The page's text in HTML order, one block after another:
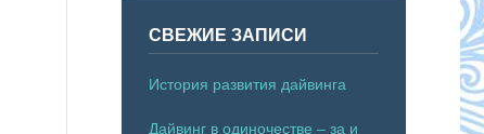
СВЕЖИЕ ЗАПИСИ
История развития дайвинга
Дайвинг в одиночестве – за и